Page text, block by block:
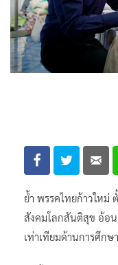
ย้ำ พรรคไทยก้าวใหม่
สังคมโลกสันติสุข อ้อน
เท่าเทียมด้านการศึกษา